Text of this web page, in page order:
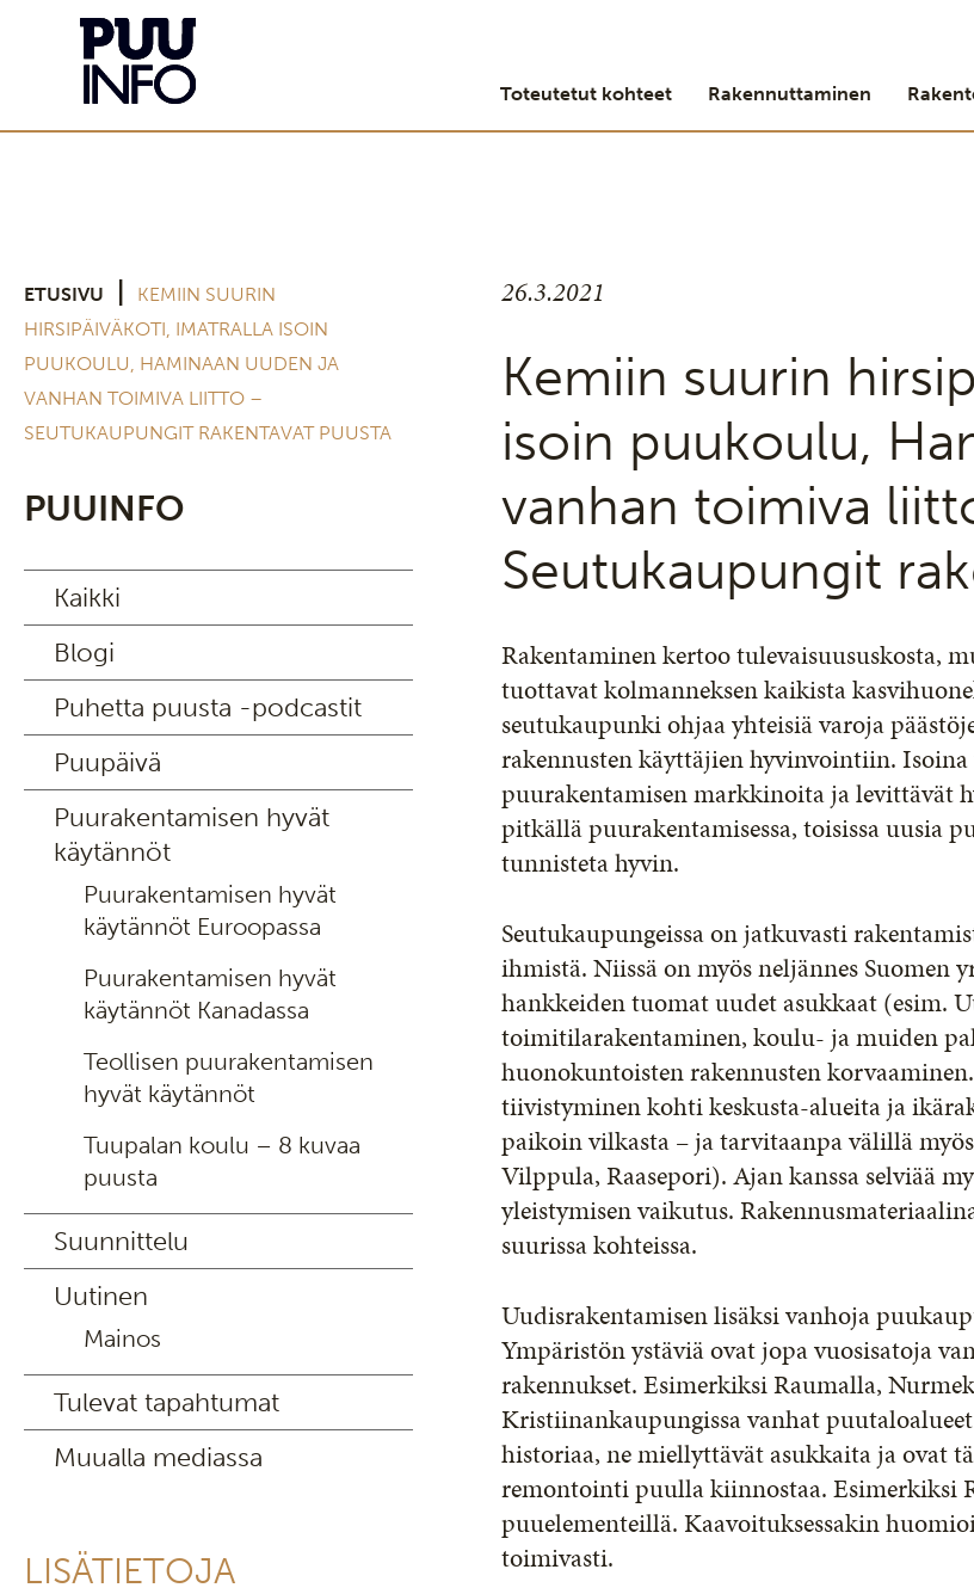
Toteutetut kohteet Rakennuttaminen
ETUSIVU
KEMIIN SUURIN
HIRSIPÄIVÄKOTI, IMATRALLA ISOIN
PUUKOULU, HAMINAAN UUDEN JA
VANHAN TOIMIVA LIITTO –
SEUTUKAUPUNGIT RAKENTAVAT PUUSTA
PUUINFO
Kaikki
Blogi
Puhetta puusta -podcastit
Puupäivä
Puurakentamisen hyvät
käytännöt
Puurakentamisen hyvät
käytännöt Euroopassa
Puurakentamisen hyvät
käytännöt Kanadassa
Teollisen puurakentamisen
hyvät käytännöt
Tuupalan koulu – 8 kuvaa
puusta
Suunnittelu
Uutinen
Mainos
Tulevat tapahtumat
Muualla mediassa
LISÄTIETOJA
26.3.2021
Kemiin suurin
isoin puukoulu,
vanhan toimiva
Seutukaupungit
Rakentaminen kertoo tulevaisuususkosta,
tuottavat kolmanneksen kaikista
seutukaupunki ohjaa yhteisiä varoja
rakennusten käyttäjien hyvinvointiin.
puurakentamisen markkinoita ja levittävät
pitkällä puurakentamisessa, toisissa uusia
tunnisteta hyvin.
Seutukaupungeissa on jatkuvasti
ihmistä. Niissä on myös neljännes Suomen
hankkeiden tuomat uudet asukkaat (esim.
toimitilarakentaminen, koulu- ja muiden
huonokuntoisten rakennusten
tiivistyminen kohti keskusta-alueita ja
paikoin vilkasta – ja tarvitaanpa välillä
Vilppula, Raasepori). Ajan kanssa selviää
yleistymisen vaikutus.
suurissa kohteissa.
Uudisrakentamisen lisäksi vanhoja
Ympäristön ystäviä ovat jopa vuosisatoja
rakennukset. Esimerkiksi Raumalla,
Kristiinankaupungissa vanhat
historiaa, ne miellyttävät asukkaita ja ovat
remontointi puulla kiinnostaa.
puuelementeillä. Kaavoituksessakin
toimivasti.